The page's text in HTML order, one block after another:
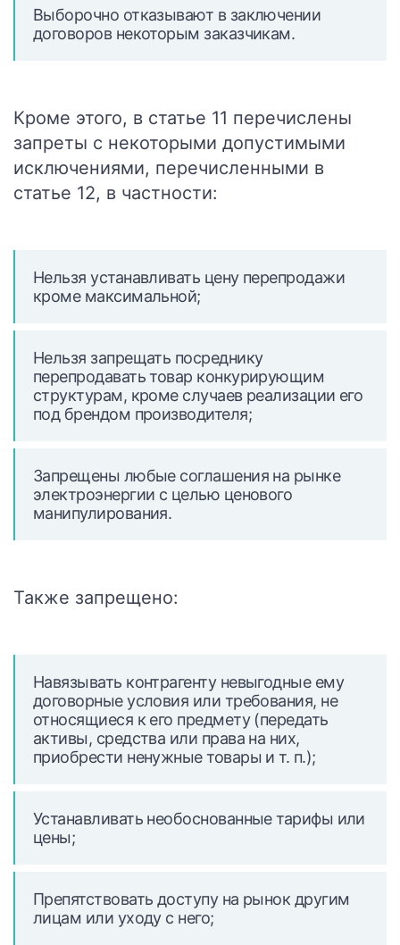
Выборочно отказывают в заключении
договоров некоторым заказчикам.
Кроме этого, в статье 11 перечислены
запреты с некоторыми допустимыми
исключениями, перечисленными в
статье 12, в частности:
Нельзя устанавливать цену перепродажи
кроме максимальной;
Нельзя запрещать посреднику
перепродавать товар конкурирующим
структурам, кроме случаев реализации его
под брендом производителя;
Запрещены любые соглашения на рынке
электроэнергии с целью ценового
манипулирования.
Также запрещено:
Навязывать контрагенту невыгодные ему
договорные условия или требования, не
относящиеся к его предмету (передать
активы, средства или права на них,
приобрести ненужные товары и т. п.);
Устанавливать необоснованные тарифы или
цены;
Препятствовать доступу на рынок другим
лицам или уходу с него;